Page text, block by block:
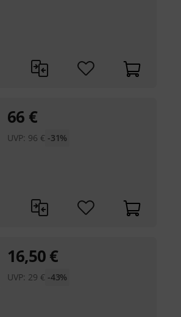
66 €
UVP: 96 € -31%
16,50€
UVP: 29 € -43%